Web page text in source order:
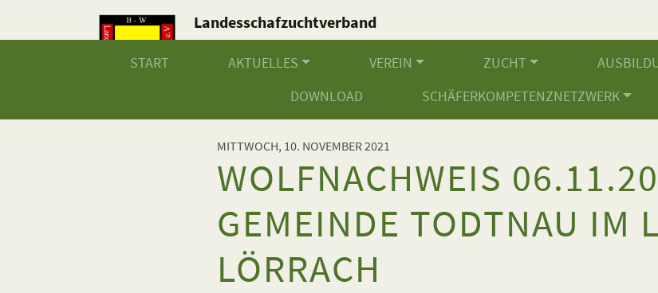
Landesschafzuchtverband
Baden-Württemberg e.V.
START AKTUELLES VEREIN ZUCHT
DOWNLOAD
SCHÄFERKOMPETENZNETZWERK
MITTWOCH, 10. NOVEMBER 2021
WOLFNACHWEIS
GEMEINDE TODTNAU IM
LÖRRACH